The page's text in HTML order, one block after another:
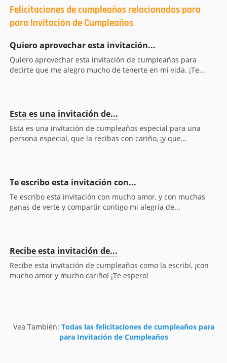
Felicitaciones de cumpleaños relacionadas para
para Invitación de Cumpleaños
Quiero aprovechar esta invitación...
Quiero aprovechar esta invitación de cumpleaños para
decirte que me alegro mucho de tenerte en mi vida. ¡Te...
Esta es una invitación de...
Esta es una invitación de cumpleaños especial para una
persona especial, que la recibas con cariño, ¡y que...
Te escribo esta invitación con...
Te escribo esta invitación con mucho amor, y con muchas
ganas de verte y compartir contigo mi alegría de...
Recibe esta invitación de...
Recibe esta invitación de cumpleaños como la escribí, ¡con
mucho amor y mucho cariño! ¡Te espero!
Vea También: Todas las felicitaciones de cumpleaños para
para Invitación de Cumpleaños